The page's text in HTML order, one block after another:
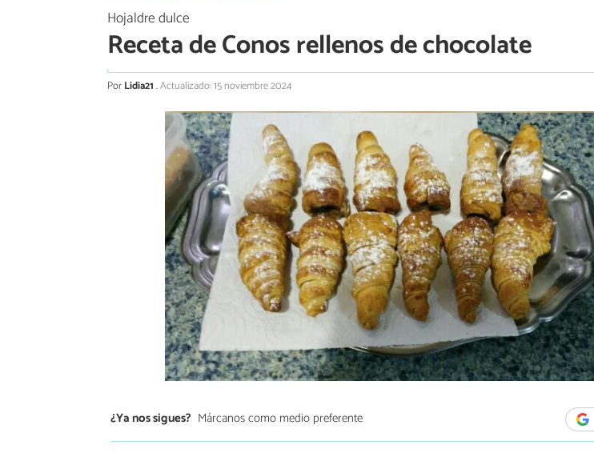
Hojaldre dulce
Receta de Conos rellenos de chocolate
PorLidia21.Actualizado: 15 noviembre 2024
¿Ya nos sigues? Márcanos como medio preferente